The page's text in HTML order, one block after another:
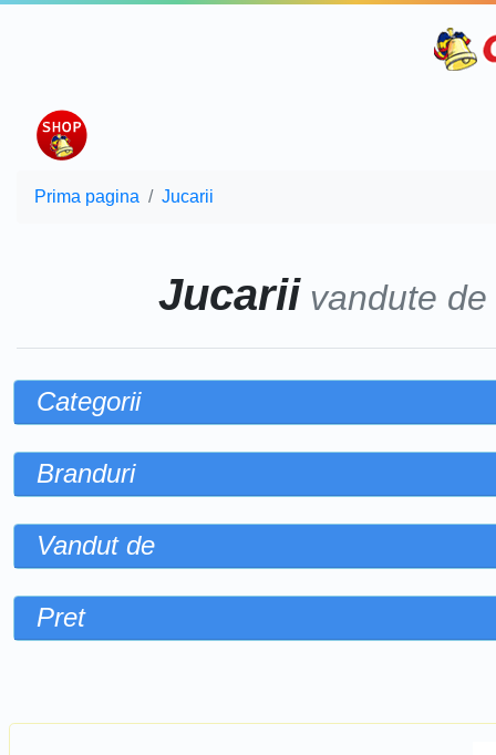
Prima pagina Jucarii
Jucariivandute de
Categorii
Branduri
Vandut de
Pret